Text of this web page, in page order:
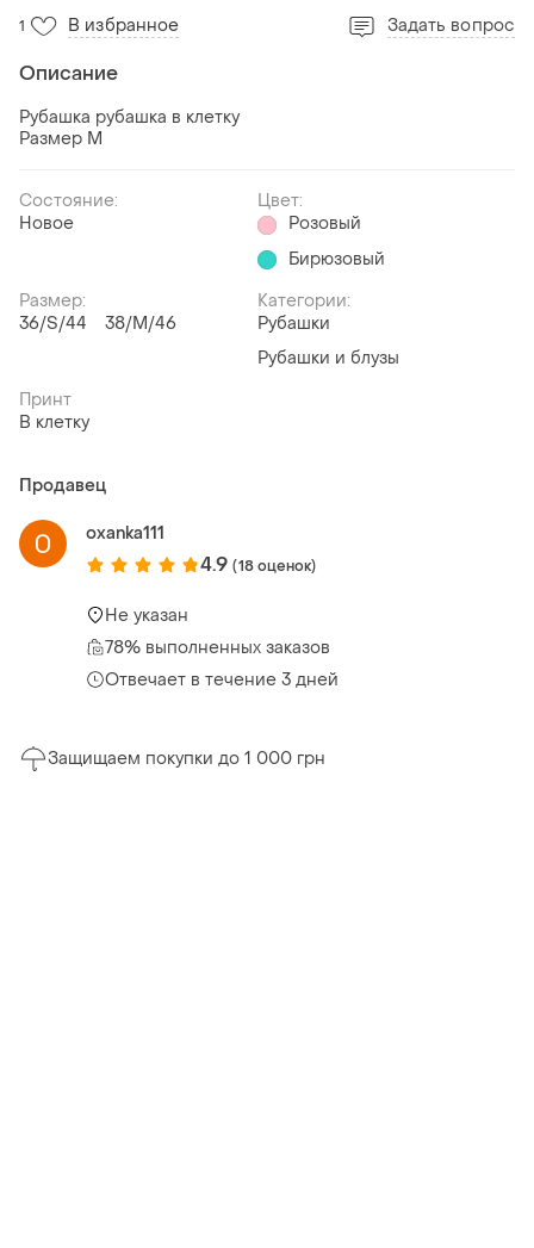
1 В избранное Задать вопрос
Описание
Рубашка рубашка в клетку
Размер М
Состояние:
Новое
Цвет:
Розовый
Бирюзовый
Размер:
36/S/44
38/M/46
Категории:
Рубашки
Рубашки и блузы
Принт
В клетку
Продавец
oxanka111
4.9 (18 оценок)
Не указан
78% выполненных заказов
Отвечает в течение 3 дней
Защищаем покупки до 1 000 грн